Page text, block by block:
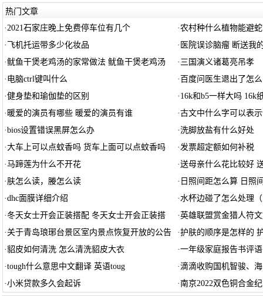
热门文章
·2021石家庄晚上免费停车位有几个 ·农村种什么植物能避蛇
· 飞机托运带多少化妆品 · 医院误诊脑瘤 断送我
·鱿鱼干煲老鸡汤的家常做法 鱿鱼干煲老鸡汤 · 三国演义诸葛亮吊孝
· 电脑ctrl键叫什么 · 百度问医生退出了怎
·健身垫和瑜伽垫的区别 · 16k和b5一样大吗 16k
· 暖爱的演员有哪些 暖爱的演员有谁 ·古文中什么字可以表
·bios设置错误黑屏怎么办 · 洗脚放盐有什么好处
·大车上可以点蚊香吗 货车上面可以点蚊香吗 ·发票超定额如何补税
·马蹄莲为什么不开花 ·送母亲什么花比较好
· 肤怎么读，媵怎么读 · 日照间距怎么算 日照
·dhc面膜详细介绍 ·水杯边碰了怎么处理
·冬天女士开会正装搭配 冬天女士开会正装搭 ·英雄联盟赏金猎人符
· 关于青岛琅琊台景区室内景点恢复开放的公告 ·护肤的顺序是怎样的
·貂皮如何清洗 怎么清洗貂皮大衣 ·一年级家庭报告书评
·tough什么意思中文翻译 英语toug ·滴滴收购国机智骏、
·小米贷款多久会起诉 ·南京2022双色铜合金